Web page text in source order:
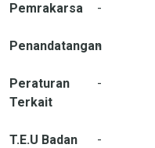
Pemrakarsa -
Penandatangan
-
Peraturan
Terkait
-
T.E.U Badan -